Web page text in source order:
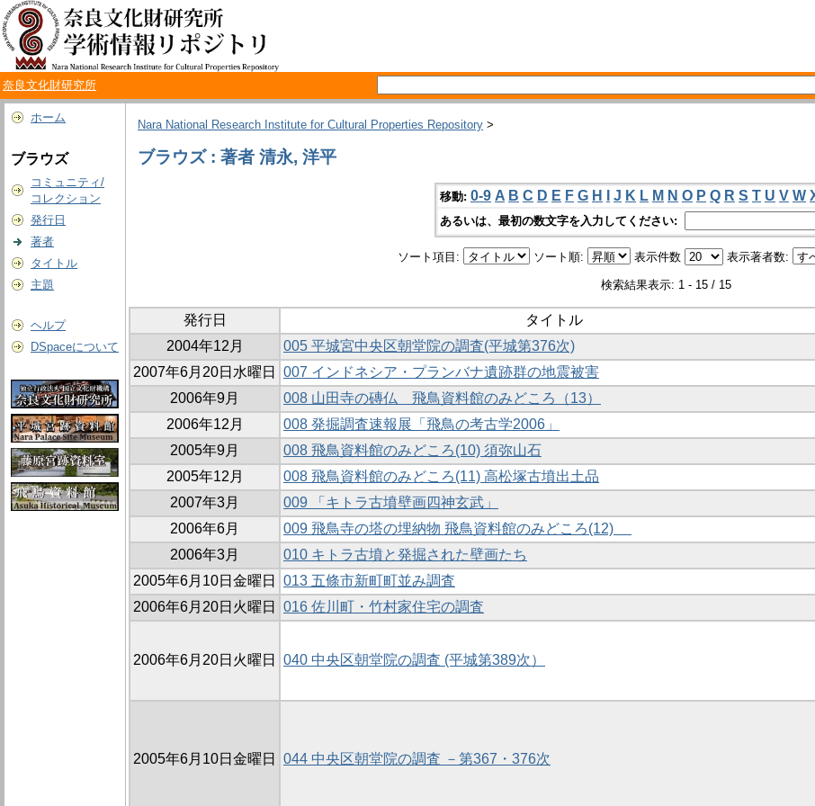
奈良文化財研究所
ホーム
ブラウズ
コミュニティ/
コレクション
発行日
著者
タイトル
主題
ヘルプ
DSpaceについて
Nara National Research Institute for Cultural Properties Repository >
ブラウズ : 著者 清永, 洋平
移動: 0-9 A B C D E F G H J K L M N O P Q R S T U V W
あるいは、最初の数文字を入力してください:
ソート項目: ソート順: 表示件数 表示著者数:
検索結果表示: 1 - 15 / 15
発行日 タイトル
2004年12月
005 平城宮中央区朝堂院の調査(平城第376次)
2007年6月20日水曜日
007 インドネシア・プランバナ遺跡群の地震被害
2006年9月
008 山田寺の磚仏 飛鳥資料館のみどころ（13）
2006年12月
008 発掘調査速報展「飛鳥の考古学2006」
2005年9月
008 飛鳥資料館のみどころ(10) 須弥山石
2005年12月
008 飛鳥資料館のみどころ(11) 高松塚古墳出土品
2007年3月
009 「キトラ古墳壁画四神玄武」
2006年6月
009 飛鳥寺の塔の埋納物 飛鳥資料館のみどころ(12)
2006年3月
010 キトラ古墳と発掘された壁画たち
2005年6月10日金曜日
013 五條市新町町並み調査
2006年6月20日火曜日
016 佐川町・竹村家住宅の調査
2006年6月20日火曜日 040 中央区朝堂院の調査 (平城第389次）
2005年6月10日金曜日 044 中央区朝堂院の調査 －第367・376次